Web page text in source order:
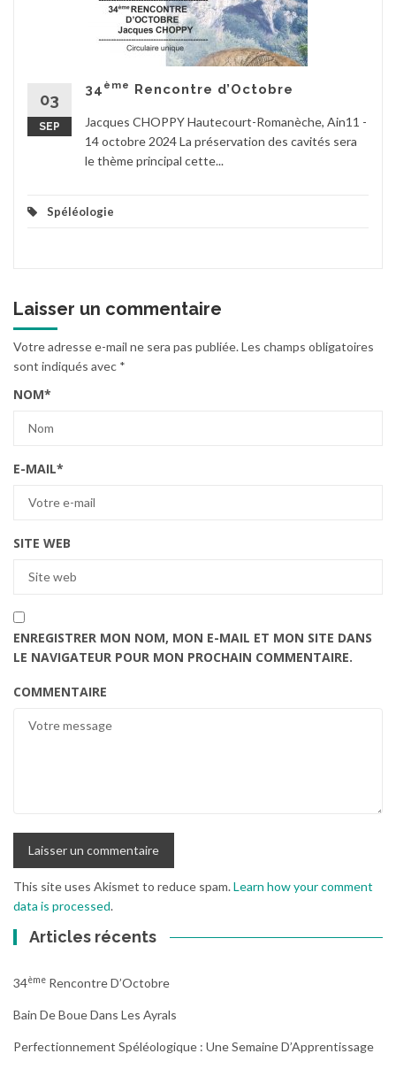
03
SEP
34 ème Rencontre d’Octobre
Jacques CHOPPY Hautecourt-Romanèche, Ain11 -
14 octobre 2024 La préservation des cavités sera
le thème principal cette...
Spéléologie
Laisser un commentaire
Votre adresse e-mail ne sera pas publiée.Les champs obligatoires
sont indiqués avec *
NOM*
E-MAIL*
SITE WEB
ENREGISTRER MON NOM, MON E-MAIL ET MON SITE DANS
LE NAVIGATEUR POUR MON PROCHAIN COMMENTAIRE.
COMMENTAIRE
This site uses Akismet to reduce spam.Learn how your comment
data is processed.
Articles récents
34Ème Rencontre D’Octobre
Bain De Boue Dans Les Ayrals
Perfectionnement Spéléologique : Une Semaine D’Apprentissage